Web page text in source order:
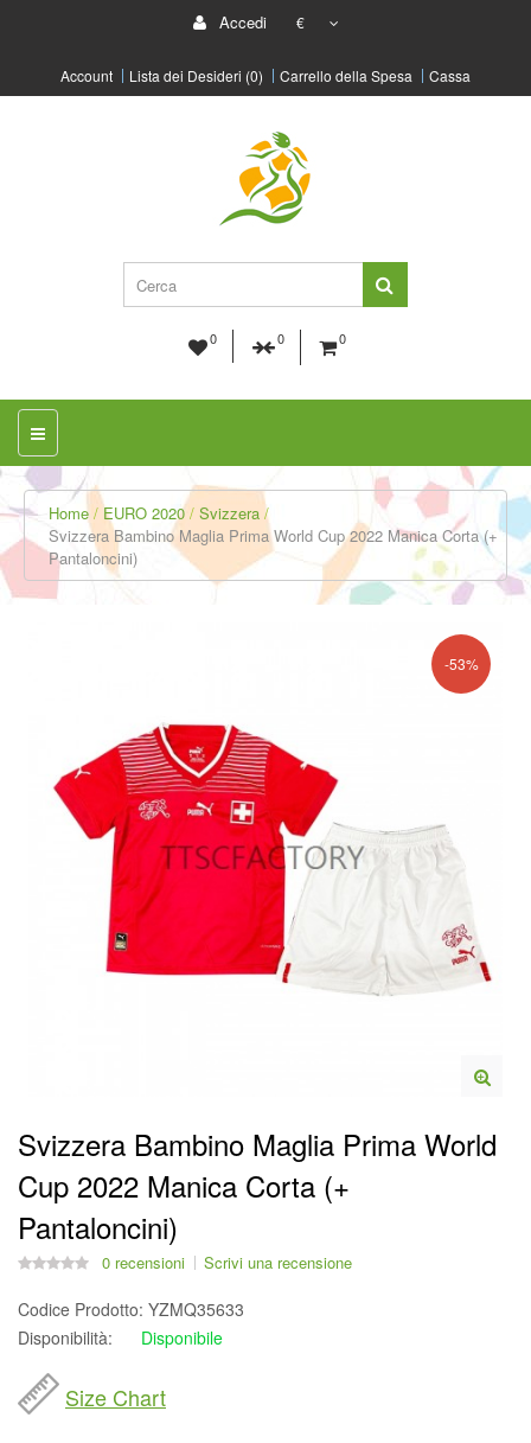
Accedi €
Account Lista dei Desideri (0) Carrello della Spesa Cassa
0 0 0
Home EURO 2020
Svizzera
Svizzera Bambino Maglia Prima World Cup 2022 Manica Corta (+
Pantaloncini)
-53%
Svizzera Bambino Maglia Prima World
Cup 2022 Manica Corta (+
Pantaloncini)
0 recensioni Scrivi una recensione
Codice Prodotto: YZMQ35633
Disponibilità:
Disponibile
Size Chart